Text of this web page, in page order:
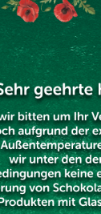
die
einem glatten
und den
und